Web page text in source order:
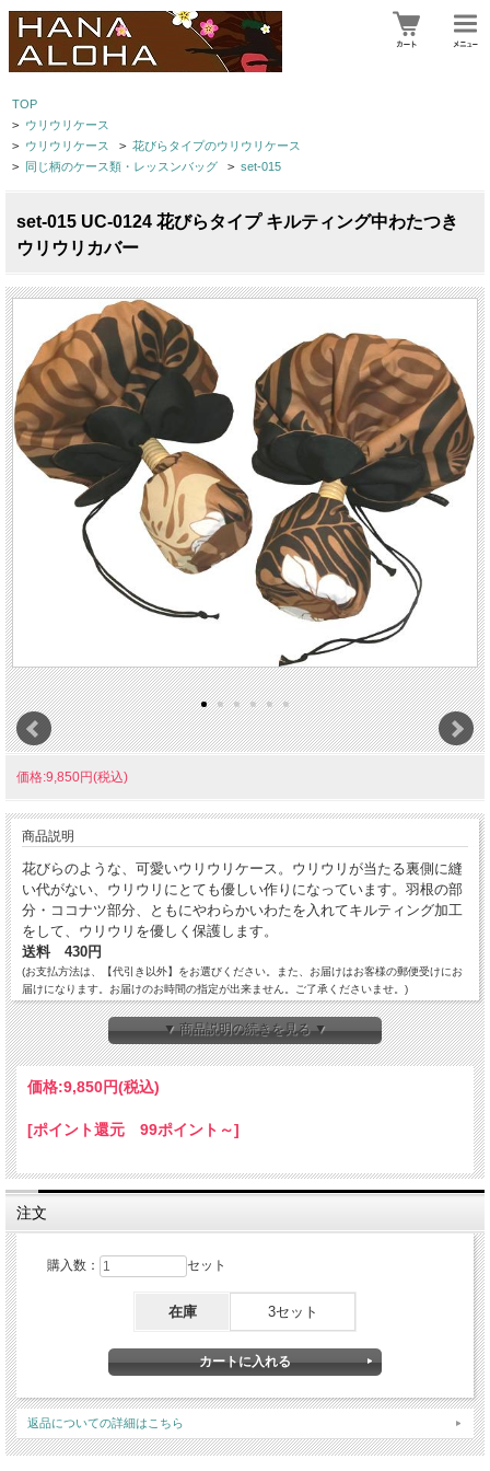
TOP
> ウリウリケース
> ウリウリケース > 花びらタイプのウリウリケース
> 同じ柄のケース類・レッスンバッグ > set-015
set-015 UC-0124 花びらタイプ キルティング中わたつき
ウリウリカバー
価格:9,850円(税込)
商品説明
花びらのような、可愛いウリウリケース。ウリウリが当たる裏側に縫
い代がない、ウリウリにとても優しい作りになっています。羽根の部
分・ココナツ部分、ともにやわらかいわたを入れてキルティング加工
をして、 ウリウリを優しく保護し ます。
送料 430円
(お支払方法は、【代引き以外】をお選びください。また、お届けはお客様の郵便受けにお
届けになります。お届けのお時間の指定が出来ません。ご了承くださいませ。)
※お支払方法の【代引き】をご選択の場合は、送料は宅急便になります。送料が1,750円に
なりますので、ご注意くださいませ。▼ 商品説明の続きを見る ▼
価格:9,850円(税込)
[ポイント還元 99ポイント～]
注文
購入数： セット
在庫 3セット
返品についての詳細はこちら